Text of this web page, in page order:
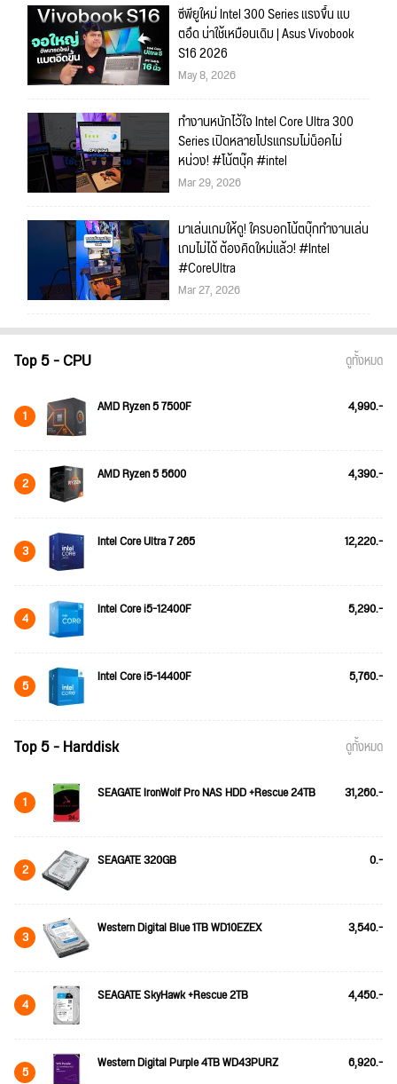
ซีพียูใหม่ Intel 300 Series แรงขึ้น แบ
ตอึด น่าใช้เหมือนเดิม | Asus Vivobook
S16 2026
May 8, 2026
ทำงานหนักไว้ใจ Intel Core Ultra 300
Series เปิดหลายโปรแกรมไม่น็อคไม่
หน่วง! #โน้ตบุ๊ค #intel
Mar 29, 2026
มาเล่นเกมให้ดู! ใครบอกโน้ตบุ๊กทำงานเล่น
เกมไม่ได้ ต้องคิดใหม่แล้ว! #Intel
#CoreUltra
Mar 27, 2026
Top 5 - CPU ดูทั้งหมด
1 AMD Ryzen 5 7500F 4,990.-
2 AMD Ryzen 5 5600 4,390.-
3 Intel Core Ultra 7 265 12,220.-
4 Intel Core i5-12400F 5,290.-
5 Intel Core i5-14400F 5,760.-
Top 5 - Harddisk ดูทั้งหมด
1 SEAGATE IronWolf Pro NAS HDD +Rescue 24TB 31,260.-
2 SEAGATE 320GB 0.-
3 Western Digital Blue 1TB WD10EZEX 3,540.-
4 SEAGATE SkyHawk +Rescue 2TB 4,450.-
5 Western Digital Purple 4TB WD43PURZ 6,920.-